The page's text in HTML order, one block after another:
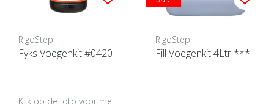
RigoStep
Fyks Voegenkit #0420
RigoStep
Fill Voegenkit 4Ltr ***